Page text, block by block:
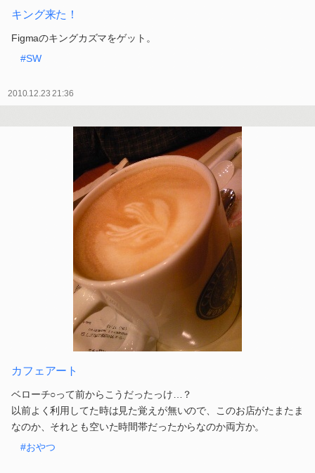
キング来た！
Figmaのキングカズマをゲット。
#SW
2010.12.23 21:36
カフェアート
ベローチ○って前からこうだったっけ…？
以前よく利用してた時は見た覚えが無いので、このお店がたまたま
なのか、それとも空いた時間帯だったからなのか両方か。
#おやつ